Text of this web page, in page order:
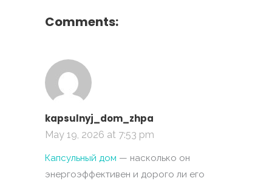
Comments:
kapsulnyj_dom_zhpa
May 19, 2026 at 7:53 pm
Капсульный дом — насколько он
энергоэффективен и дорого ли его